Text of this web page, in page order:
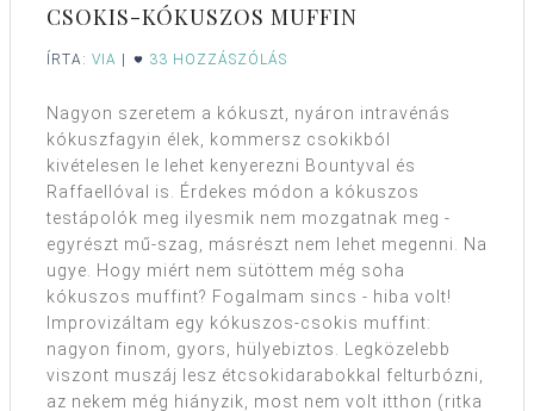
CSOKIS-KÓKUSZOS MUFFIN
ÍRTA: VIA | 33 HOZZÁSZÓLÁS
Nagyon szeretem a kókuszt, nyáron intravénás
kókuszfagyin élek, kommersz csokikból
kivételesen le lehet kenyerezni Bountyval és
Raffaellóval is. Érdekes módon a kókuszos
testápolók meg ilyesmik nem mozgatnak meg -
egyrészt mű-szag, másrészt nem lehet megenni. Na
ugye. Hogy miért nem sütöttem még soha
kókuszos muffint? Fogalmam sincs - hiba volt!
Improvizáltam egy kókuszos-csokis muffint:
nagyon finom, gyors, hülyebiztos. Legközelebb
viszont muszáj lesz étcsokidarabokkal felturbózni,
az nekem még hiányzik, most nem volt itthon (ritka